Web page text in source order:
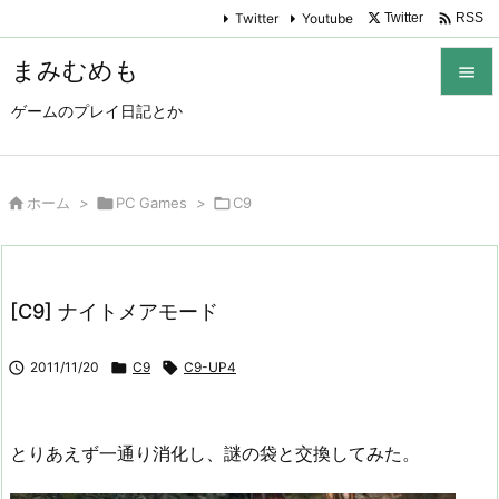
まみむめも
ゲームのプレイ日記とか

Twitter Youtube Twitter  RSS
 ホーム > PC Games > C9
[C9] ナイトメアモード
 2011/11/20  C9  C9-UP4
とりあえず一通り消化し、謎の袋と交換してみた。